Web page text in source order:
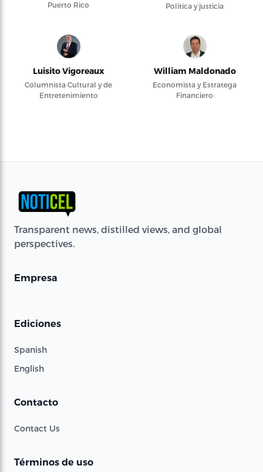
Puerto Rico
Política y justicia
Luisito Vigoreaux
Columnista Cultural y de
Entretenimiento
William Maldonado
Economista y Estratega
Financiero
Transparent news, distilled views, and global
perspectives.
Empresa
Ediciones
Spanish
English
Contacto
Contact Us
Términos de uso